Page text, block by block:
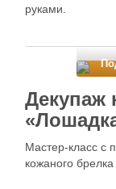
руками.
Декупаж
Мастер-класс с
кожаного